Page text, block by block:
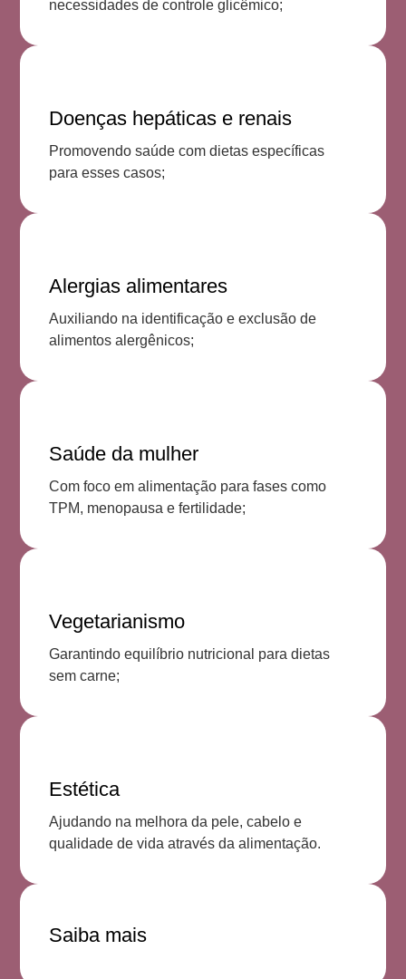
necessidades de controle glicêmico;
Doenças hepáticas e renais
Promovendo saúde com dietas específicas
para esses casos;
Alergias alimentares
Auxiliando na identificação e exclusão de
alimentos alergênicos;
Saúde da mulher
Com foco em alimentação para fases como
TPM, menopausa e fertilidade;
Vegetarianismo
Garantindo equilíbrio nutricional para dietas
sem carne;
Estética
Ajudando na melhora da pele, cabelo e
qualidade de vida através da alimentação.
Saiba mais